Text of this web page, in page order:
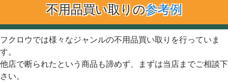
不用品買い取りの参考例
フクロウでは様々なジャンルの不用品買い取りを行っていま
す。
他店で断られたという商品も諦めず、まずは当店までご相談下
さい。